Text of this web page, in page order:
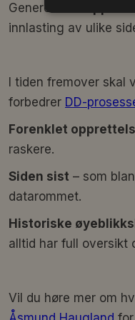
Generelle
innlasting av ulike
I tiden fremover
forbedrer DD-
Forenklet
raskere.
Siden sist – som
datarommet.
Historiske
alltid har full oversikt
Vil du høre mer om